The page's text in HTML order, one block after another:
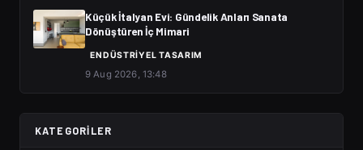
Küçük İtalyan Evi: Gündelik Anları Sanata
Dönüştüren İç Mimari
ENDÜSTRIYEL TASARIM
9 Aug 2026, 13:48
KATEGORILER